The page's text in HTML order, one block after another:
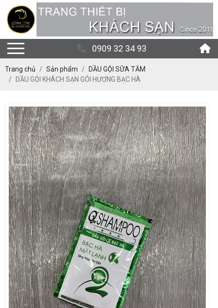
0909 32 34 93
Trang chủ Sản phẩm
DẦU GỘI SỮA TẮM
DẦU GỘI KHÁCH SẠN GÓI HƯƠNG BẠC HÀ